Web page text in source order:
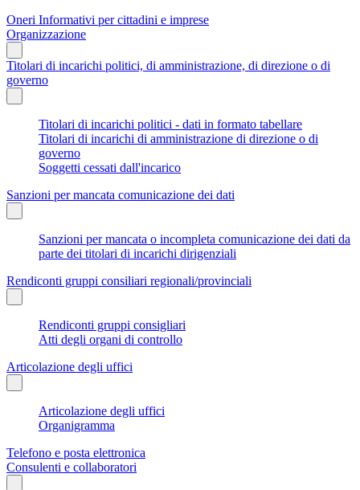
Oneri Informativi per cittadini e imprese
Organizzazione
Titolari di incarichi politici, di amministrazione, di direzione o di
governo
Titolari di incarichi politici - dati in formato tabellare
Titolari di incarichi di amministrazione di direzione o di
governo
Soggetti cessati dall'incarico
Sanzioni per mancata comunicazione dei dati
Sanzioni per mancata o incompleta comunicazione dei dati da
parte dei titolari di incarichi dirigenziali
Rendiconti gruppi consiliari regionali/provinciali
Rendiconti gruppi consigliari
Atti degli organi di controllo
Articolazione degli uffici
Articolazione degli uffici
Organigramma
Telefono e posta elettronica
Consulenti e collaboratori